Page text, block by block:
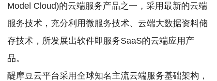
Model Cloud)的云端服务产品之一，采用最新的云端
服务技术，充分利用微服务技术、云端大数据资料储
存技术，所发展出软件即服务SaaS的云端应用产
品。
醍摩豆云平台采用全球知名主流云端服务基础架构，